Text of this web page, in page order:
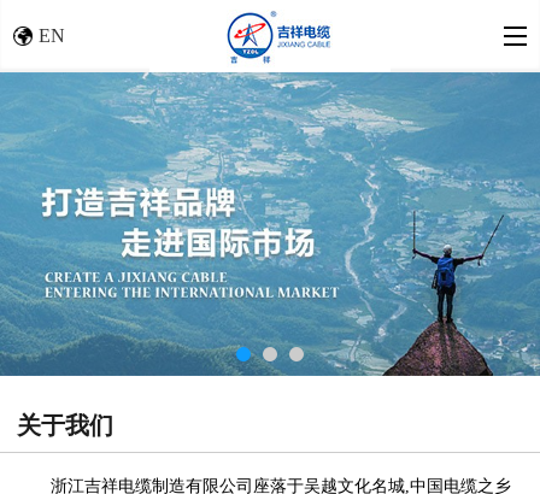
EN
关于我们
浙江吉祥电缆制造有限公司座落于吴越文化名城,中国电缆之乡